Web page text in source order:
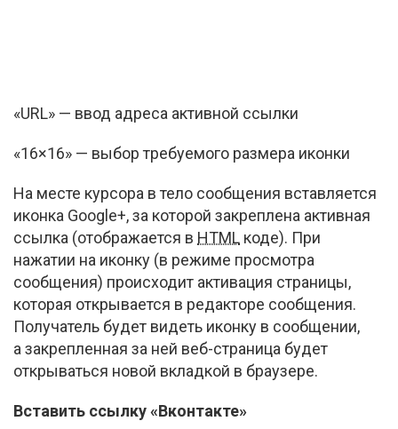
«URL» — ввод адреса активной ссылки
«16×16» — выбор требуемого размера иконки
На месте курсора в тело сообщения вставляется
иконка Google+, за которой закреплена активная
ссылка (отображается в HTML коде). При
нажатии на иконку (в режиме просмотра
сообщения) происходит активация страницы,
которая открывается в редакторе сообщения.
Получатель будет видеть иконку в сообщении,
а закрепленная за ней веб-страница будет
открываться новой вкладкой в браузере.
Вставить ссылку «Вконтакте»